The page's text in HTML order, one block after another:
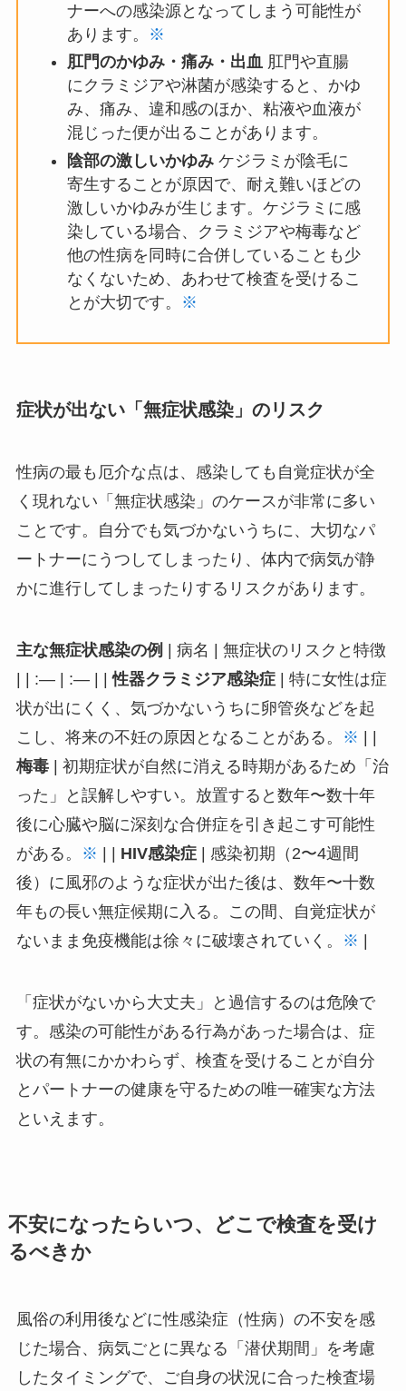
ナーへの感染源となってしまう可能性が
あります。
※
肛門のかゆみ・痛み・出血肛門や直腸
にクラミジアや淋菌が感染すると、かゆ
み、痛み、違和感のほか、粘液や血液が
混じった便が出ることがあります。
陰部の激しいかゆみケジラミが陰毛に
寄生することが原因で、耐え難いほどの
激しいかゆみが生じます。ケジラミに感
染している場合、クラミジアや梅毒など
他の性病を同時に合併していることも少
なくないため、あわせて検査を受けるこ
とが大切です。
※
症状が出ない「無症状感染」のリスク
性病の最も厄介な点は、感染しても自覚症状が全
く現れない「無症状感染」のケースが非常に多い
ことです。自分でも気づかないうちに、大切なパ
ートナーにうつしてしまったり、体内で病気が静
かに進行してしまったりするリスクがあります。
主な無症状感染の例
| 病名 | 無症状のリスクと特徴
| | :— | :— | |性器クラミジア感染症| 特に女性は症
状が出にくく、気づかないうちに卵管炎などを起
こし、将来の不妊の原因となることがある。
※
梅毒| 初期症状が自然に消える時期があるため「治
った」と誤解しやすい。放置すると数年〜数十年
後に心臓や脳に深刻な合併症を引き起こす可能性
がある。
※ HIV感染症| 感染初期（2〜4週間
後）に風邪のような症状が出た後は、数年〜十数
年もの長い無症候期に入る。この間、自覚症状が
ないまま免疫機能は徐々に破壊されていく。
※
「症状がないから大丈夫」と過信するのは危険で
す。感染の可能性がある行為があった場合は、症
状の有無にかかわらず、検査を受けることが自分
とパートナーの健康を守るための唯一確実な方法
といえます。
不安になったらいつ、どこで検査を受け
るべきか
風俗の利用後などに性感染症（性病）の不安を感
じた場合、病気ごとに異なる「潜伏期間」を考慮
したタイミングで、ご自身の状況に合った検査場